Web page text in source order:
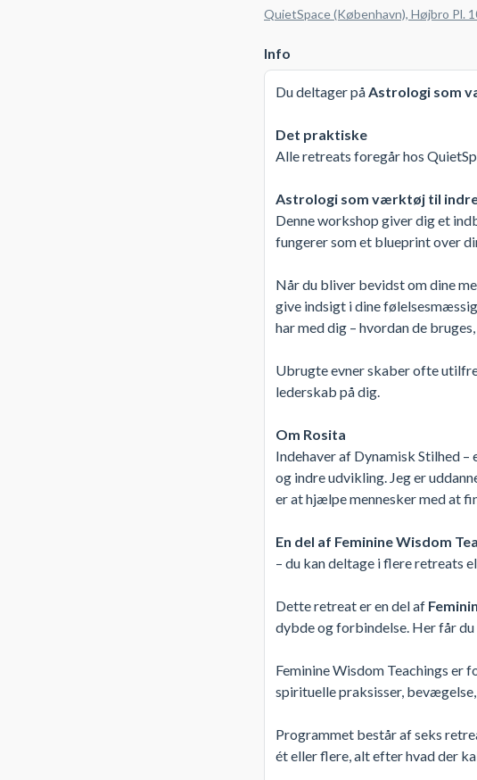
QuietSpace (København), Højbro Pl.
Info
Du deltager på Astrologi som
Det praktiske
Alle retreats foregår hos
Astrologi som værktøj til
Denne workshop giver dig et
fungerer som et blueprint over
Når du bliver bevidst om dine
give indsigt i dine
har med dig – hvordan de
Ubrugte evner skaber ofte
lederskab på dig.
Om Rosita
Indehaver af Dynamisk Stilhed
og indre udvikling. Jeg er
er at hjælpe mennesker med at
En del af Feminine Wisdom
– du kan deltage i flere retreats
Dette retreat er en del af
dybde og forbindelse. Her får
Feminine Wisdom Teachings er
spirituelle praksisser,
Programmet består af seks
ét eller flere, alt efter hvad der